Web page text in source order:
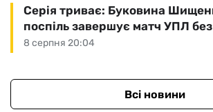
8 серпня 20:04
Серія триває: Буковина
поспіль завершує матч УПЛ без
Всі новини